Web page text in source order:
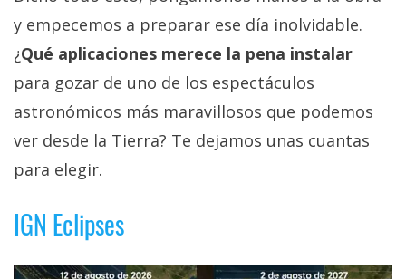
y empecemos a preparar ese día inolvidable.
¿Qué aplicaciones merece la pena instalar
para gozar de uno de los espectáculos
astronómicos más maravillosos que podemos
ver desde la Tierra? Te dejamos unas cuantas
para elegir.
IGN Eclipses